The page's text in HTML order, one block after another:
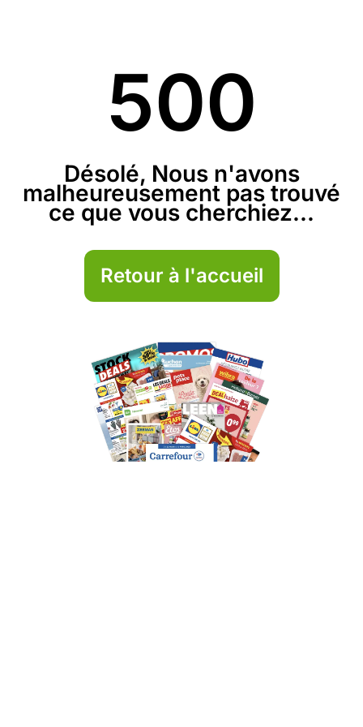
500
Désolé, Nous n'avons
malheureusement pas trouvé
ce que vous cherchiez...
Retour à l'accueil